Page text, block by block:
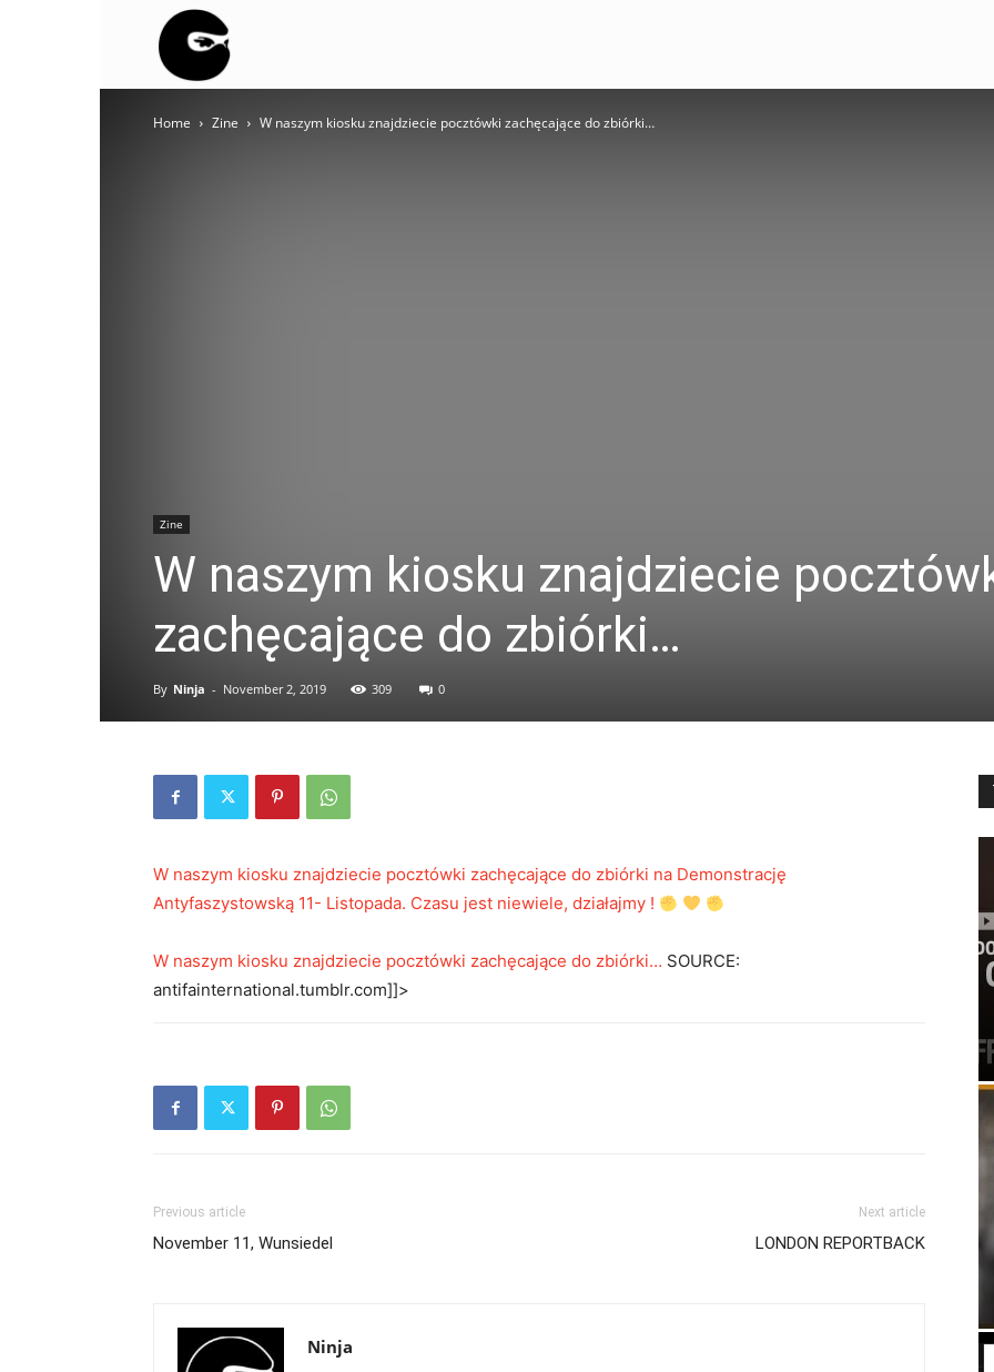
BLOC
Home Zine W naszym kiosku znajdziecie pocztówki zachęcające do zbiórki…
Zine
W naszym kiosku znajdziecie
zachęcające do zbiórki…
By Ninja - November 2, 2019 309 0
W naszym kiosku znajdziecie pocztówki zachęcające do zbiórki na Demonstrację
Antyfaszystowską 11- Listopada. Czasu jest niewiele, działajmy !
W naszym kiosku znajdziecie pocztówki zachęcające do zbiórki… SOURCE:
antifainternational.tumblr.com]]>
Previous article
November 11, Wunsiedel
Next article
LONDON REPORTBACK
Ninja